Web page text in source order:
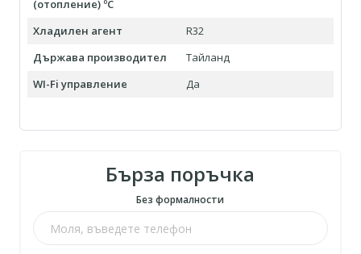
Бърза поръчка
Без формалности
(отопление) ºC
Хладилен агент
R32
Държава производител
Тайланд
WI-Fi управление
Да